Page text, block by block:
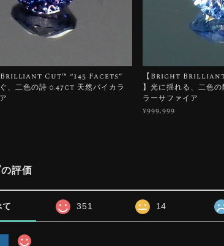
Cut™️ “145 Facets”
、二色の詩 0.47ct 天然バイカラ
【Bright Brilliant
】光に揺れる、二色
ラーサファイア
¥999,999
評価
て 351 14